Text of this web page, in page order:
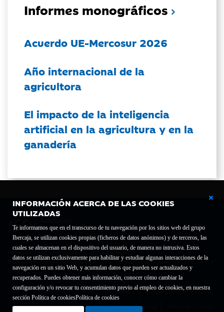
INFORMACIÓN ACERCA DE LAS COOKIES
UTILIZADAS
Te informamos que en el transcurso de tu navegación por los sitios web del grupo
Ibercaja, se utilizan cookies propias (ficheros de datos anónimos) y de terceros, las
cuales se almacenan en el dispositivo del usuario, de manera no intrusiva. Estos
datos se utilizan exclusivamente para habilitar y estudiar algunas interacciones de la
navegación en un sitio Web, y acumulan datos que pueden ser actualizados y
recuperados. Puedes obtener más información, conocer cómo cambiar la
configuración y/o revocar tu consentimiento previo al empleo de cookies, en nuestra
sección Política de cookiesPolítica de cookies
Informes monográficos
Acuerdo UE-Mercosur 2026
Año internacional de la
agricultora
El impacto de la inteligencia
artificial en la agricultura y en la
ganadería
Fundación Bancaria Ibercaja C.I.F. G-50000652.
Inscrita en el Registro de Fundaciones del Mº de Educación, Cultura y Deporte con el nº
1689.
Domicilio social: Joaquín Costa, 13. 50001 Zaragoza.
Contacto
Declaración de accesibilidad
Aviso legal Política de privacidad